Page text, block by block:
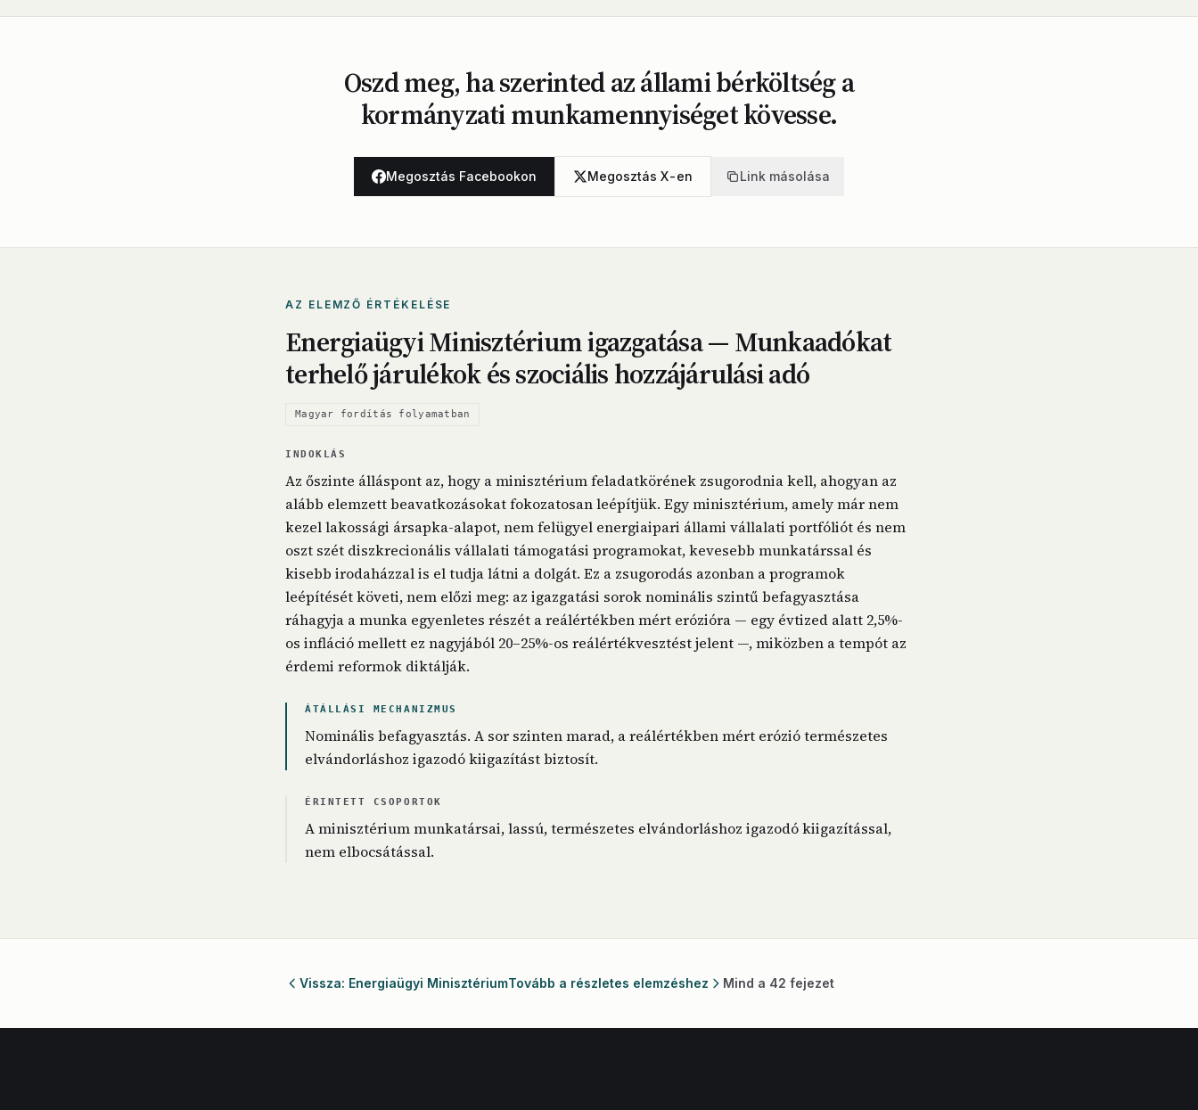
Oszd meg, ha szerinted az állami bérköltség a
kormányzati munkamennyiséget kövesse.
Megosztás Facebookon Megosztás X-en Link másolása
AZ ELEMZŐ ÉRTÉKELÉSE
Energiaügyi Minisztérium igazgatása — Munkaadókat
terhelő járulékok és szociális hozzájárulási adó
Magyar fordítás folyamatban
INDOKLÁS
Az őszinte álláspont az, hogy a minisztérium feladatkörének zsugorodnia kell, ahogyan az
alább elemzett beavatkozásokat fokozatosan leépítjük. Egy minisztérium, amely már nem
kezel lakossági ársapka-alapot, nem felügyel energiaipari állami vállalati portfóliót és nem
oszt szét diszkrecionális vállalati támogatási programokat, kevesebb munkatárssal és
kisebb irodaházzal is el tudja látni a dolgát. Ez a zsugorodás azonban a programok
leépítését követi, nem előzi meg: az igazgatási sorok nominális szintű befagyasztása
ráhagyja a munka egyenletes részét a reálértékben mért erózióra — egy évtized alatt 2,5%-
os infláció mellett ez nagyjából 20–25%-os reálértékvesztést jelent —, miközben a tempót az
érdemi reformok diktálják.
ÁTÁLLÁSI MECHANIZMUS
Nominális befagyasztás. A sor szinten marad, a reálértékben mért erózió természetes
elvándorláshoz igazodó kiigazítást biztosít.
ÉRINTETT CSOPORTOK
A minisztérium munkatársai, lassú, természetes elvándorláshoz igazodó kiigazítással,
nem elbocsátással.
Vissza: Energiaügyi MinisztériumTovább a részletes elemzéshez Mind a 42 fejezet